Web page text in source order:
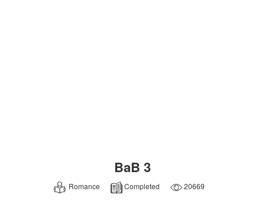
BaB 3
Romance Completed 20669